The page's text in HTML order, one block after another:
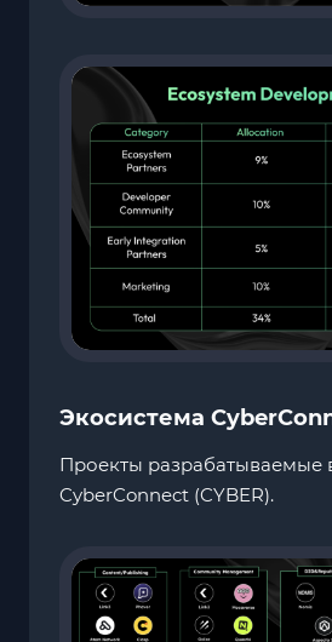
Экосистема
Проекты разрабатываемые
CyberConnect (CYBER).